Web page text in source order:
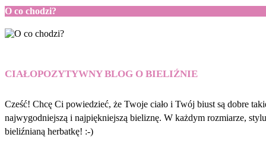
O co chodzi?
CIAŁOPOZYTYWNY BLOG O BIELIŹNIE
Cześć! Chcę Ci powiedzieć, że Twoje ciało i Twój biust są dobre
najwygodniejszą i najpiękniejszą bieliznę. W każdym rozmiarze,
bieliźnianą herbatkę! :-)